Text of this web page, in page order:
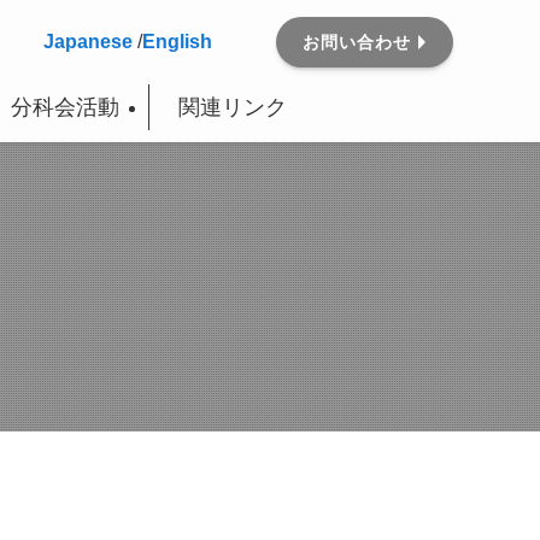
分科会活動 関連リンク
Japanese /English お問い合わせ